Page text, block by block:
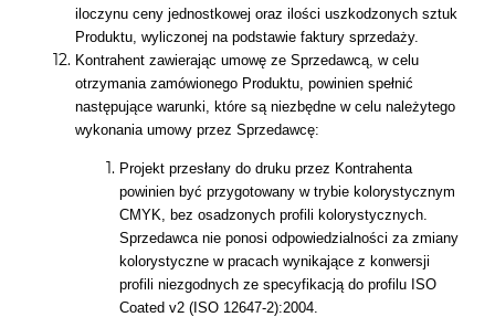
iloczynu ceny jednostkowej oraz ilości uszkodzonych sztuk
Produktu, wyliczonej na podstawie faktury sprzedaży.
Kontrahent zawierając umowę ze Sprzedawcą, w celu
otrzymania zamówionego Produktu, powinien spełnić
następujące warunki, które są niezbędne w celu należytego
wykonania umowy przez Sprzedawcę:
Projekt przesłany do druku przez Kontrahenta
powinien być przygotowany w trybie kolorystycznym
CMYK, bez osadzonych profili kolorystycznych.
Sprzedawca nie ponosi odpowiedzialności za zmiany
kolorystyczne w pracach wynikające z konwersji
profili niezgodnych ze specyfikacją do profilu ISO
Coated v2 (ISO 12647-2):2004.